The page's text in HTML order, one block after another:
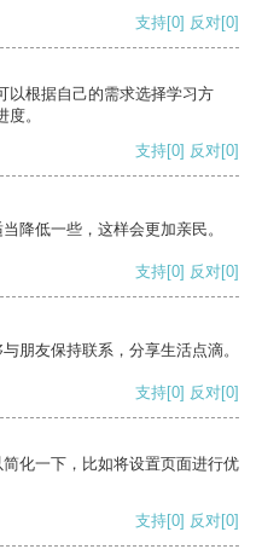
支持[0] 反对[0]
以根据自己的需求选择学习方
。
支持[0] 反对[0]
降低一些，这样会更加亲民。
支持[0] 反对[0]
朋友保持联系，分享生活点滴。
支持[0] 反对[0]
化一下，比如将设置页面进行优
支持[0] 反对[0]